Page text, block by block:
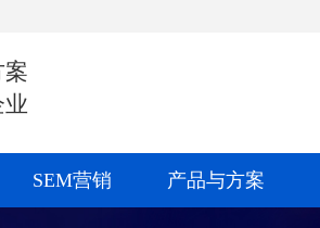
业
SEM营销 产品与方案